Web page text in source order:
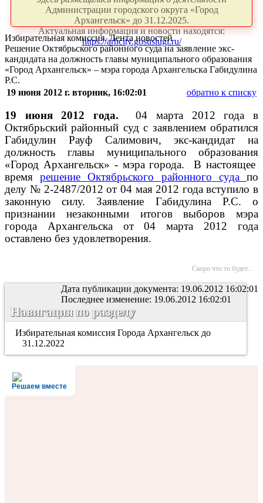
Администрации городского округа «Город
Архангельск» до 31.12.2025.
Актуальная информация и новости находятся:
https://arhcity.gosuslugi.ru/
Избирательная комиссия. Лента новостей
Решение Октябрьского районного суда на заявление экс-
кандидата на должность главы муниципального образования
«Город Архангельск» – мэра города Архангельска Габидулина
Р.С.
19 июня 2012 г. вторник, 16:02:01
обратно к списку
19 июня 2012 года.
04 марта 2012 года в
Октябрьский районный суд с заявлением обратился
Габидулин Рауф Салимович, экс-кандидат на
должность главы муниципального образования
«Город Архангельск» - мэра города. В настоящее
времярешение Октябрьского районного судапо
делу № 2-2487/2012 от 04 мая 2012 года вступило в
законную силу. Заявление Габидулина Р.С. о
признании незаконными итогов выборов мэра
города Архангельска от 04 марта 2012 года
оставлено без удовлетворения.
Скоро что то будет...
Дата публикации документа: 19.06.2012 16:02:01
Последнее изменение: 19.06.2012 16:02:01
Навигация по разделу
Избирательная комиссия Города Архангельск до
31.12.2022
Решаем вместе